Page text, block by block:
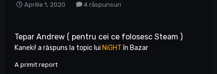
Aprilie 1, 2020 4 răspunsuri
Tepar Andrew ( pentru cei ce folosesc Steam )
Kaneki! a răspuns la topic lui NiGHTîn Bazar
A primit report